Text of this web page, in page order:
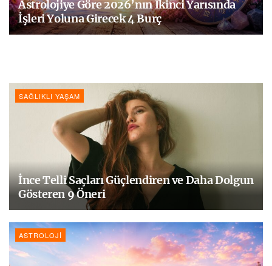
Astrolojiye Göre 2026’nın İkinci Yarısında
İşleri Yoluna Girecek 4 Burç
SAĞLIKLI YAŞAM
İnce Telli Saçları Güçlendiren ve Daha Dolgun
Gösteren 9 Öneri
ASTROLOJI